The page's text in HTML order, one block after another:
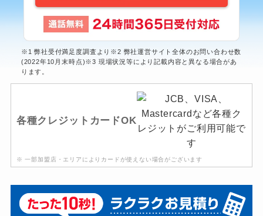
※1 弊社受付満足度調査より※2 弊社運営サイト全体のお問い合わせ数
(2022年10月末時点)※3 現場状況等により記載内容と異なる場合があ
ります。
各種クレジットカードOK
※ 一部加盟店・エリアによりカードが使えない場合がございます